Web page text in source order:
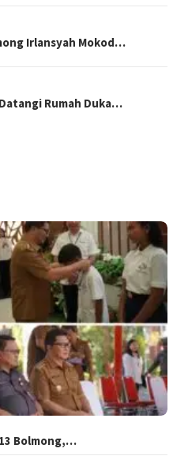
Irlansyah Mokod…
Rumah Duka…
Bolmong,…